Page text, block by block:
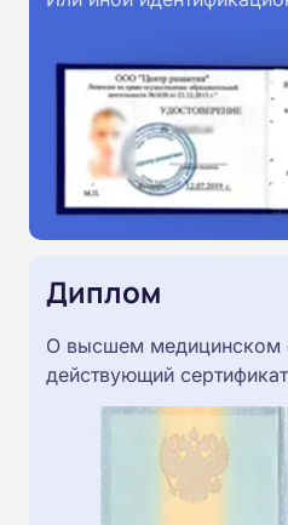
Диплом
О высшем медицинском
действующий